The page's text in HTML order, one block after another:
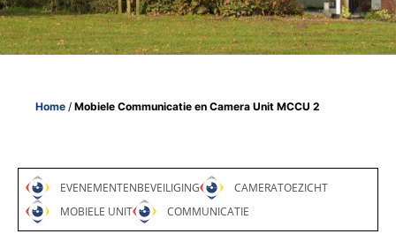
Home / Mobiele Communicatie en Camera Unit MCCU 2
EVENEMENTENBEVEILIGING
CAMERATOEZICHT
MOBIELE UNIT
COMMUNICATIE